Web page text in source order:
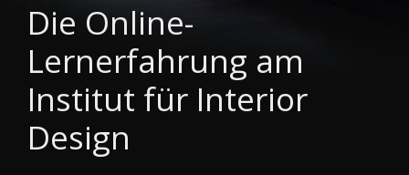
Die Online-
Lernerfahrung am
Institut für Interior
Design